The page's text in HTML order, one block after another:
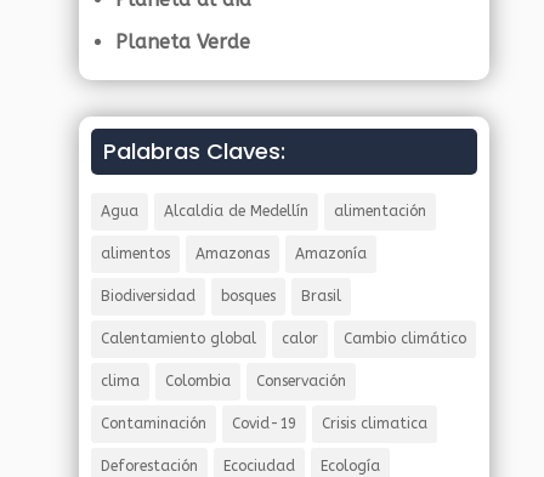
Planeta Verde
Palabras Claves:
Agua Alcaldia de Medellín alimentación
alimentos Amazonas Amazonía
Biodiversidad bosques Brasil
Calentamiento global calor Cambio climático
clima Colombia Conservación
Contaminación Covid-19 Crisis climatica
Deforestación Ecociudad Ecología